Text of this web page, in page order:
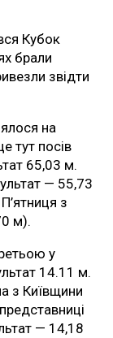
Кубок
брали
звідти
на
тут посів
65,03 м.
— 55,73
з
м).
у
14.11 м.
з Київщини
— 14,18